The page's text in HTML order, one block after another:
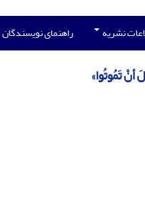
نشریه راهنمای نویسندگان
تَمُوتُوا»